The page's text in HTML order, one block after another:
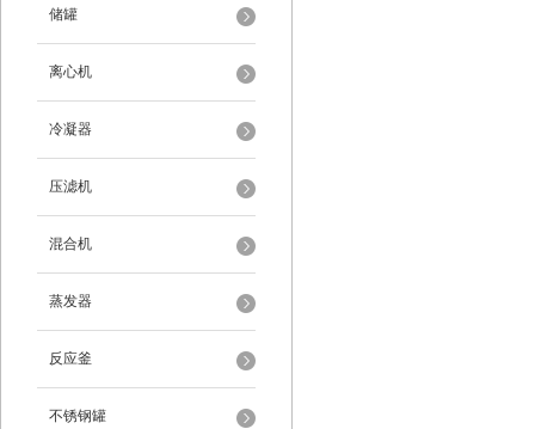
储罐
离心机
冷凝器
压滤机
混合机
蒸发器
反应釜
不锈钢罐